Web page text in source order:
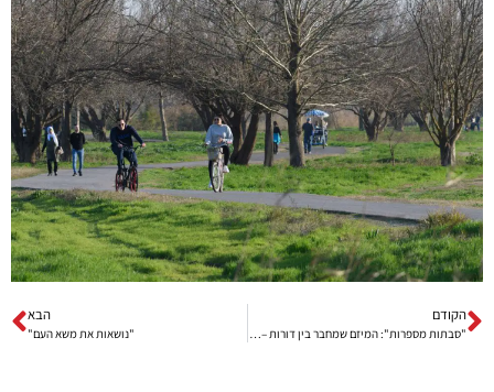
הקודם הבא
"נושאות את משא העם"